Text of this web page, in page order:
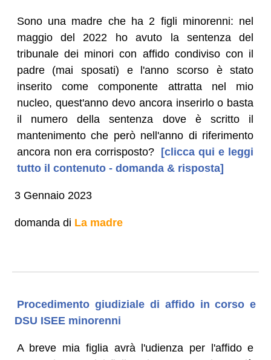
Sono una madre che ha 2 figli minorenni: nel
maggio del 2022 ho avuto la sentenza del
tribunale dei minori con affido condiviso con il
padre (mai sposati) e l'anno scorso è stato
inserito come componente attratta nel mio
nucleo, quest'anno devo ancora inserirlo o basta
il numero della sentenza dove è scritto il
mantenimento che però nell'anno di riferimento
ancora non era corrisposto? [clicca qui e leggi
tutto il contenuto - domanda & risposta]
3 Gennaio 2023
domanda di La madre
Procedimento giudiziale di affido in corso e
DSU ISEE minorenni
A breve mia figlia avrà l'udienza per l'affido e